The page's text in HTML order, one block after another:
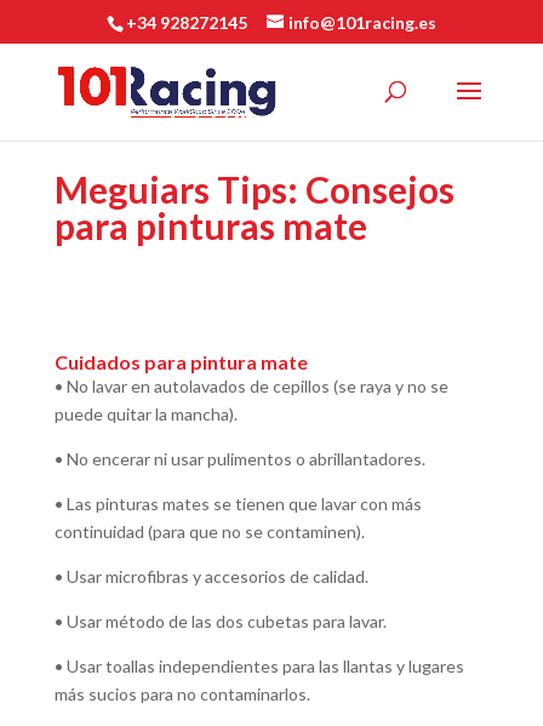
+34 928272145 info@101racing.es
Meguiars Tips: Consejos
para pinturas mate
Cuidados para pintura mate
• No lavar en autolavados de cepillos (se raya y no se
puede quitar la mancha).
• No encerar ni usar pulimentos o abrillantadores.
• Las pinturas mates se tienen que lavar con más
continuidad (para que no se contaminen).
• Usar microfibras y accesorios de calidad.
• Usar método de las dos cubetas para lavar.
• Usar toallas independientes para las llantas y lugares
más sucios para no contaminarlos.